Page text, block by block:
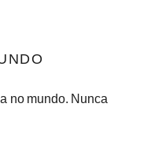
no mundo. Nunca